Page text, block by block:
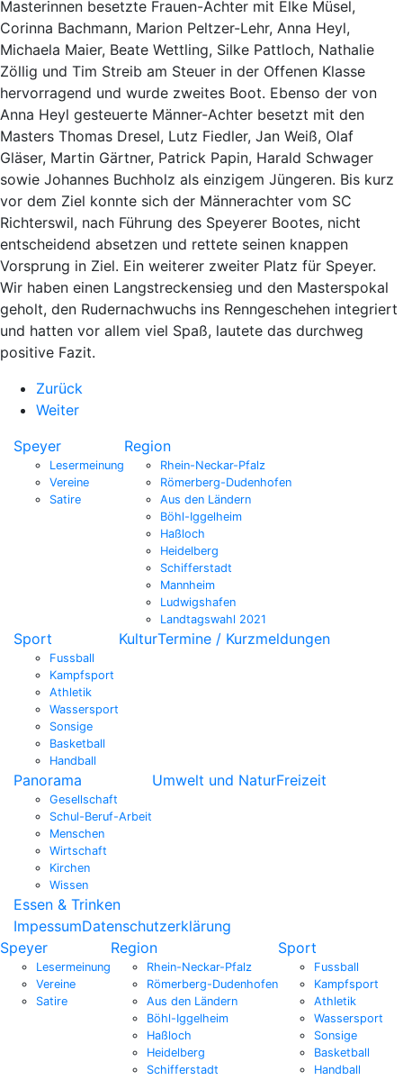
Masterinnen besetzte Frauen-Achter mit Elke Müsel,
Corinna Bachmann, Marion Peltzer-Lehr, Anna Heyl,
Michaela Maier, Beate Wettling, Silke Pattloch, Nathalie
Zöllig und Tim Streib am Steuer in der Offenen Klasse
hervorragend und wurde zweites Boot. Ebenso der von
Anna Heyl gesteuerte Männer-Achter besetzt mit den
Masters Thomas Dresel, Lutz Fiedler, Jan Weiß, Olaf
Gläser, Martin Gärtner, Patrick Papin, Harald Schwager
sowie Johannes Buchholz als einzigem Jüngeren. Bis kurz
vor dem Ziel konnte sich der Männerachter vom SC
Richterswil, nach Führung des Speyerer Bootes, nicht
entscheidend absetzen und rettete seinen knappen
Vorsprung in Ziel. Ein weiterer zweiter Platz für Speyer.
Wir haben einen Langstreckensieg und den Masterspokal
geholt, den Rudernachwuchs ins Renngeschehen integriert
und hatten vor allem viel Spaß, lautete das durchweg
positive Fazit.
Zurück
Weiter
Speyer
Lesermeinung
Vereine
Satire
Region
Rhein-Neckar-Pfalz
Römerberg-Dudenhofen
Aus den Ländern
Böhl-Iggelheim
Haßloch
Heidelberg
Schifferstadt
Mannheim
Ludwigshafen
Landtagswahl 2021
Sport
Fussball
Kampfsport
Athletik
Wassersport
Sonsige
Basketball
Handball
KulturTermine / Kurzmeldungen
Panorama
Gesellschaft
Schul-Beruf-Arbeit
Menschen
Wirtschaft
Kirchen
Wissen
Umwelt und NaturFreizeit
Essen & Trinken
ImpessumDatenschutzerklärung
Speyer
Lesermeinung
Vereine
Satire
Region
Rhein-Neckar-Pfalz
Römerberg-Dudenhofen
Aus den Ländern
Böhl-Iggelheim
Haßloch
Heidelberg
Schifferstadt
Sport
Fussball
Kampfsport
Athletik
Wassersport
Sonsige
Basketball
Handball